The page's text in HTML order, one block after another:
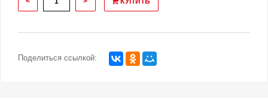
Поделиться ссылкой: